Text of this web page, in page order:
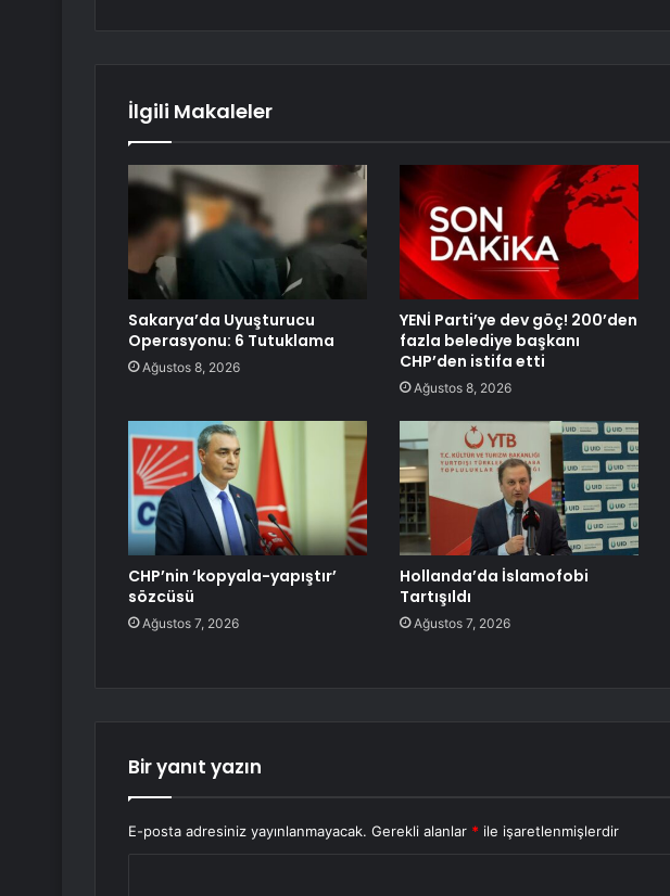
İlgili Makaleler
Sakarya’da Uyuşturucu
Operasyonu: 6 Tutuklama
Ağustos 8, 2026
YENİ Parti’ye dev göç! 200’den
fazla belediye başkanı
CHP’den istifa etti
Ağustos 8, 2026
CHP’nin ‘kopyala-yapıştır’
sözcüsü
Ağustos 7, 2026
Hollanda’da İslamofobi
Tartışıldı
Ağustos 7, 2026
Bir yanıt yazın
E-posta adresiniz yayınlanmayacak. Gerekli alanlar * ile işaretlenmişlerdir